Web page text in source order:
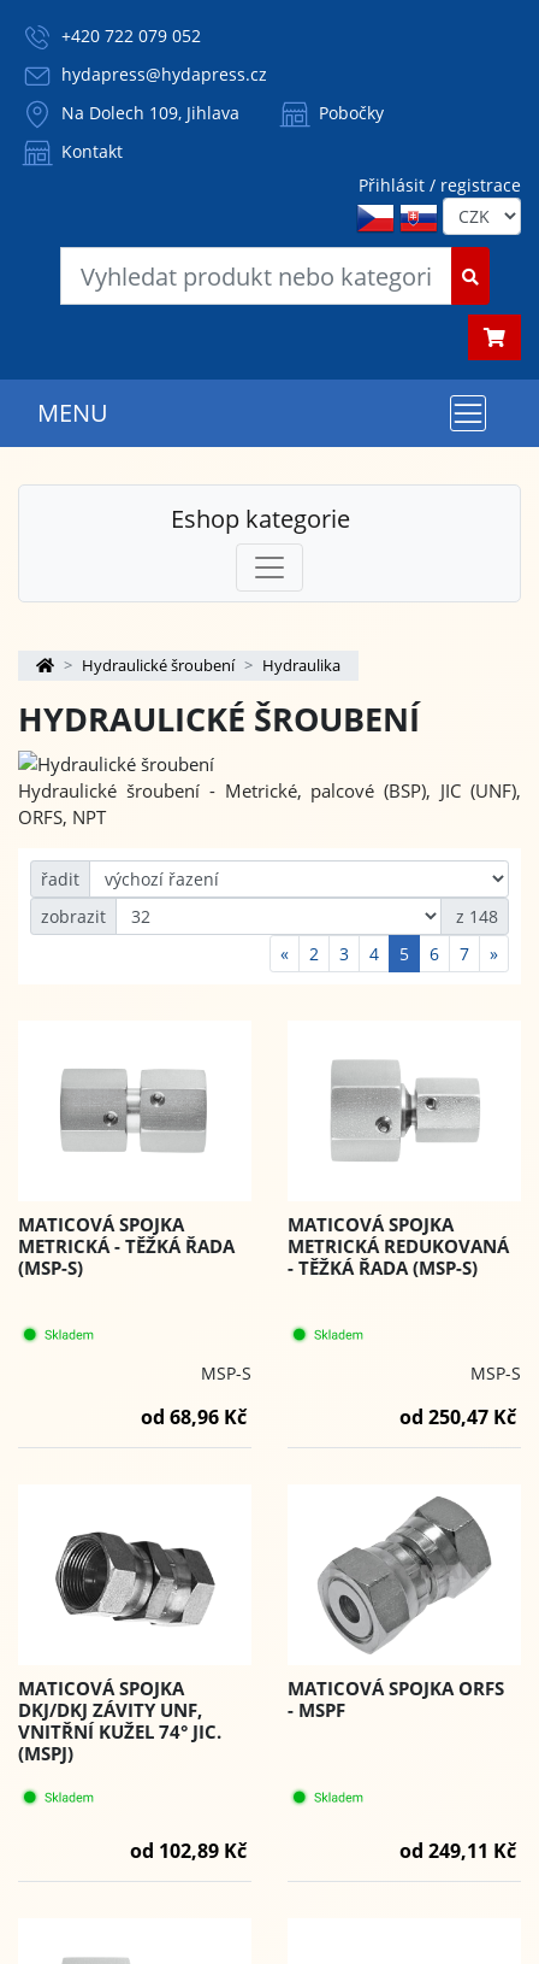
+420 722 079 052
hydapress@hydapress.cz
Na Dolech 109, Jihlava
Pobočky
Kontakt
Přihlásit / registrace
MENU
Eshop kategorie
Hydraulické šroubení Hydraulika
HYDRAULICKÉ ŠROUBENÍ
Hydraulické šroubení - Metrické, palcové (BSP), JIC (UNF),
ORFS, NPT
řadit
zobrazit
z 148
«
2 3 4 5 6 7 »
MATICOVÁ SPOJKA
METRICKÁ - TĚŽKÁ ŘADA
(MSP-S)
MSP-S
od 68,96 Kč
MATICOVÁ SPOJKA
METRICKÁ REDUKOVANÁ
- TĚŽKÁ ŘADA (MSP-S)
MSP-S
od 250,47 Kč
MATICOVÁ SPOJKA
DKJ/DKJ ZÁVITY UNF,
VNITŘNÍ KUŽEL 74° JIC.
(MSPJ)
od 102,89 Kč
MATICOVÁ SPOJKA ORFS
- MSPF
od 249,11 Kč